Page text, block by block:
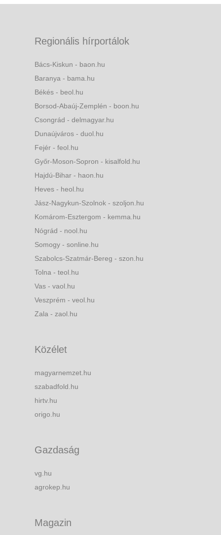
Regionális hírportálok
Bács-Kiskun - baon.hu
Baranya - bama.hu
Békés - beol.hu
Borsod-Abaúj-Zemplén - boon.hu
Csongrád - delmagyar.hu
Dunaújváros - duol.hu
Fejér - feol.hu
Győr-Moson-Sopron - kisalfold.hu
Hajdú-Bihar - haon.hu
Heves - heol.hu
Jász-Nagykun-Szolnok - szoljon.hu
Komárom-Esztergom - kemma.hu
Nógrád - nool.hu
Somogy - sonline.hu
Szabolcs-Szatmár-Bereg - szon.hu
Tolna - teol.hu
Vas - vaol.hu
Veszprém - veol.hu
Zala - zaol.hu
Közélet
magyarnemzet.hu
szabadfold.hu
hirtv.hu
origo.hu
Gazdaság
vg.hu
agrokep.hu
Magazin